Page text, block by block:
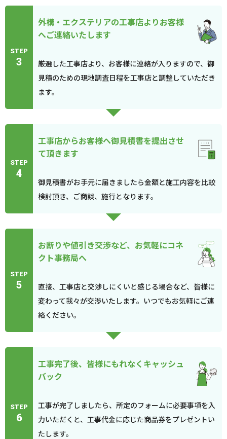
STEP
3
外構・エクステリアの工事店よりお客様
へご連絡いたします
厳選した工事店より、お客様に連絡が入りますので、御
見積のための現地調査日程を工事店と調整していただき
ます。
STEP
4
工事店からお客様へ御見積書を提出させ
て頂きます
御見積書がお手元に届きましたら金額と施工内容を比較
検討頂き、ご商談、施行となります。
STEP
5
お断りや値引き交渉など、お気軽にコネ
クト事務局へ
直接、工事店と交渉しにくいと感じる場合など、皆様に
変わって我々が交渉いたします。いつでもお気軽にご連
絡ください。
STEP
6
工事完了後、皆様にもれなくキャッシュ
バック
工事が完了しましたら、所定のフォームに必要事項を入
力いただくと、工事代金に応じた商品券をプレゼントい
たします。